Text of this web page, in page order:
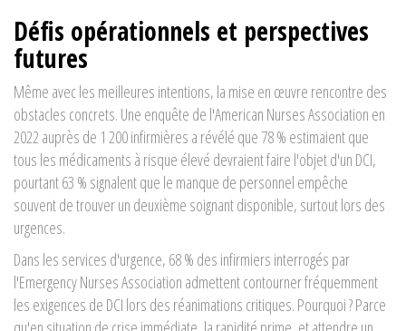
Défis opérationnels et perspectives
futures
Même avec les meilleures intentions, la mise en œuvre rencontre des
obstacles concrets. Une enquête de l'American Nurses Association en
2022 auprès de 1 200 infirmières a révélé que 78 % estimaient que
tous les médicaments à risque élevé devraient faire l'objet d'un DCI,
pourtant 63 % signalent que le manque de personnel empêche
souvent de trouver un deuxième soignant disponible, surtout lors des
urgences.
Dans les services d'urgence, 68 % des infirmiers interrogés par
l'Emergency Nurses Association admettent contourner fréquemment
les exigences de DCI lors des réanimations critiques. Pourquoi ? Parce